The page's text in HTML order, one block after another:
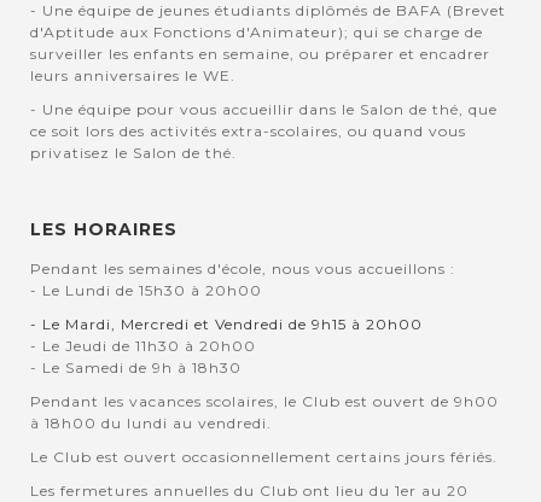
- Une équipe de jeunes étudiants diplômés de BAFA (Brevet
d'Aptitude aux Fonctions d'Animateur); qui se charge de
surveiller les enfants en semaine, ou préparer et encadrer
leurs anniversaires le WE.
- Une équipe pour vous accueillir dans le Salon de thé, que
ce soit lors des activités extra-scolaires, ou quand vous
privatisez le Salon de thé.
LES HORAIRES
Pendant les semaines d'école, nous vous accueillons :
- Le Lundi de 15h30 à 20h00
- Le Mardi, Mercredi et Vendredi de 9h15 à 20h00
- Le Jeudi de 11h30 à 20h00
- Le Samedi de 9h à 18h30
Pendant les vacances scolaires, le Club est ouvert de 9h00
à 18h00 du lundi au vendredi.
Le Club est ouvert occasionnellement certains jours fériés.
Les fermetures annuelles du Club ont lieu du 1er au 20